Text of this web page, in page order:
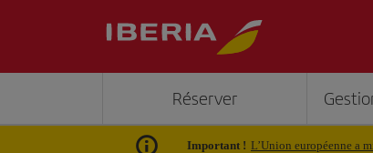
Réserver
Important ! L’Union européenne a